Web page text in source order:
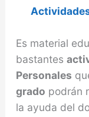
Es material
bastantes
Personales
grado podrán
la ayuda del